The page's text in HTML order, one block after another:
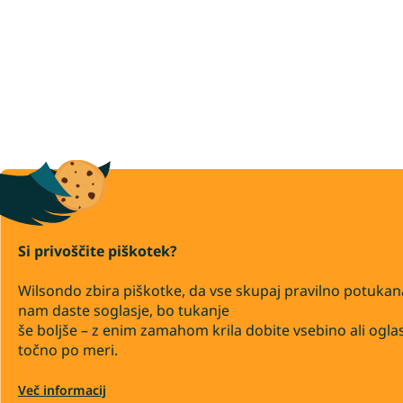
Si privoščite piškotek?
Wilsondo zbira piškotke, da vse skupaj pravilno
nam daste soglasje, bo tukanje
še boljše – z enim zamahom krila dobite vsebino ali
točno po meri.
Več informacij